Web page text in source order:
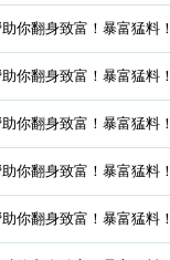
翻身致富！暴富猛料！
翻身致富！暴富猛料！
翻身致富！暴富猛料！
翻身致富！暴富猛料！
翻身致富！暴富猛料！